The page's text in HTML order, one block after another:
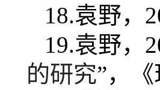
18.袁野，
19.袁野，
的研究”，